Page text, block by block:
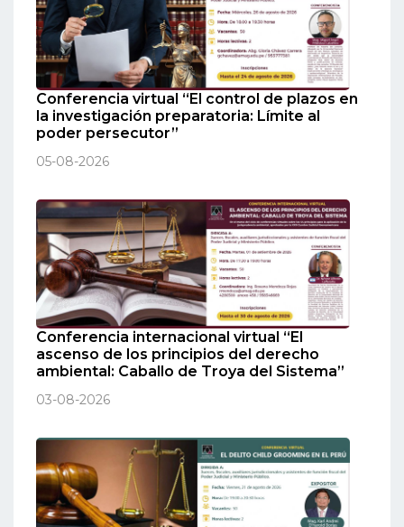
Conferencia virtual “El control de plazos en
la investigación preparatoria: Límite al
poder persecutor”
05-08-2026
Conferencia internacional virtual “El
ascenso de los principios del derecho
ambiental: Caballo de Troya del Sistema”
03-08-2026